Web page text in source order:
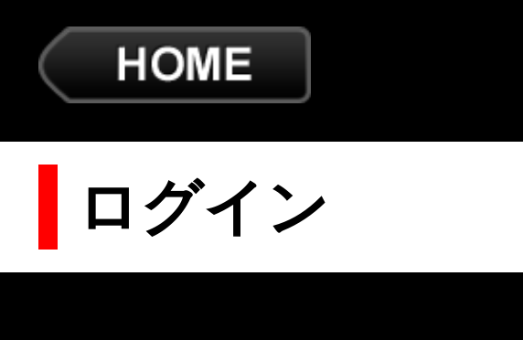
ログイン
本ページは会員専用ページです。
ご利用中の決済方法に応じたログイン方法へお
進みください。
会員登録されていない方は会員登録をお願いい
クレジットカード決済